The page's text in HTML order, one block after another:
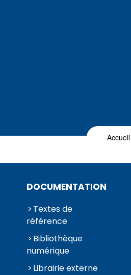
Accueil
DOCUMENTATION
Textes de
référence
Bibliothèque
numérique
Librairie externe